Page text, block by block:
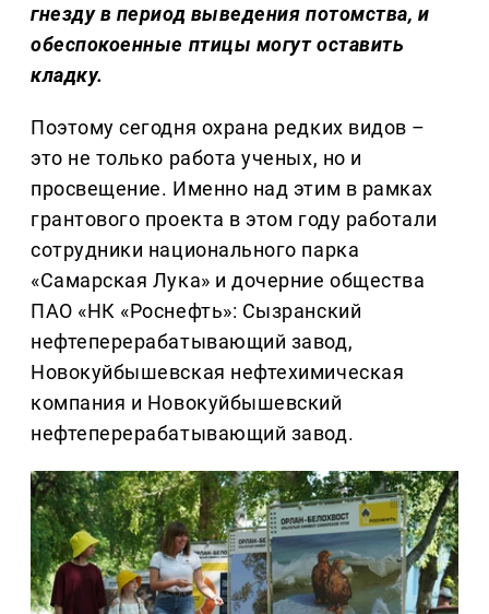
гнезду в период выведения потомства, и
обеспокоенные птицы могут оставить
кладку.
Поэтому сегодня охрана редких видов –
это не только работа ученых, но и
просвещение. Именно над этим в рамках
грантового проекта в этом году работали
сотрудники национального парка
«Самарская Лука» и дочерние общества
ПАО «НК «Роснефть»: Сызранский
нефтеперерабатывающий завод,
Новокуйбышевская нефтехимическая
компания и Новокуйбышевский
нефтеперерабатывающий завод.